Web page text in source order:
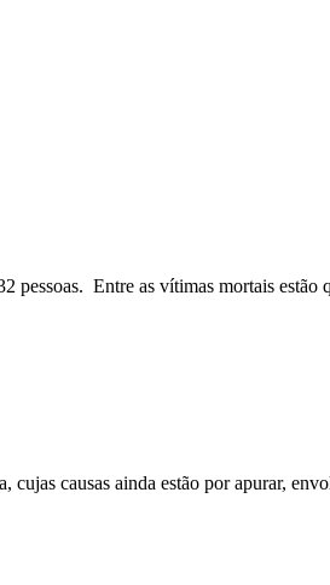
Entre as vítimas mortais estão
causas ainda estão por apurar,